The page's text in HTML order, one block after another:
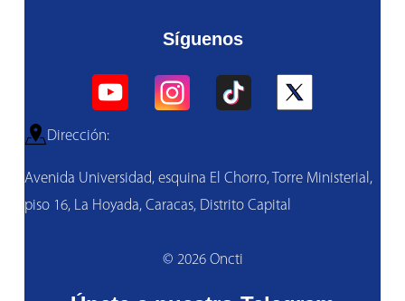
Síguenos
Dirección:
Avenida Universidad, esquina El Chorro, Torre Ministerial,
piso 16, La Hoyada, Caracas, Distrito Capital
© 2026 Oncti